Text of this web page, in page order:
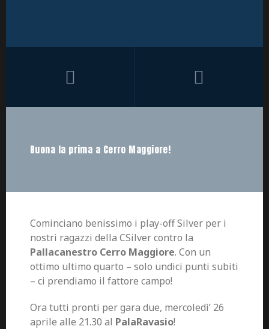
Buona la prima a Cerro Maggiore!
Cominciano benissimo i play-off Silver per i
nostri ragazzi della CSilver contro la
Pallacanestro Cerro Maggiore. Con un
ottimo ultimo quarto – solo undici punti subiti
– ci prendiamo il fattore campo!
Ora tutti pronti per gara due, mercoledì’ 26
aprile alle 21.30 al PalaRavasio!